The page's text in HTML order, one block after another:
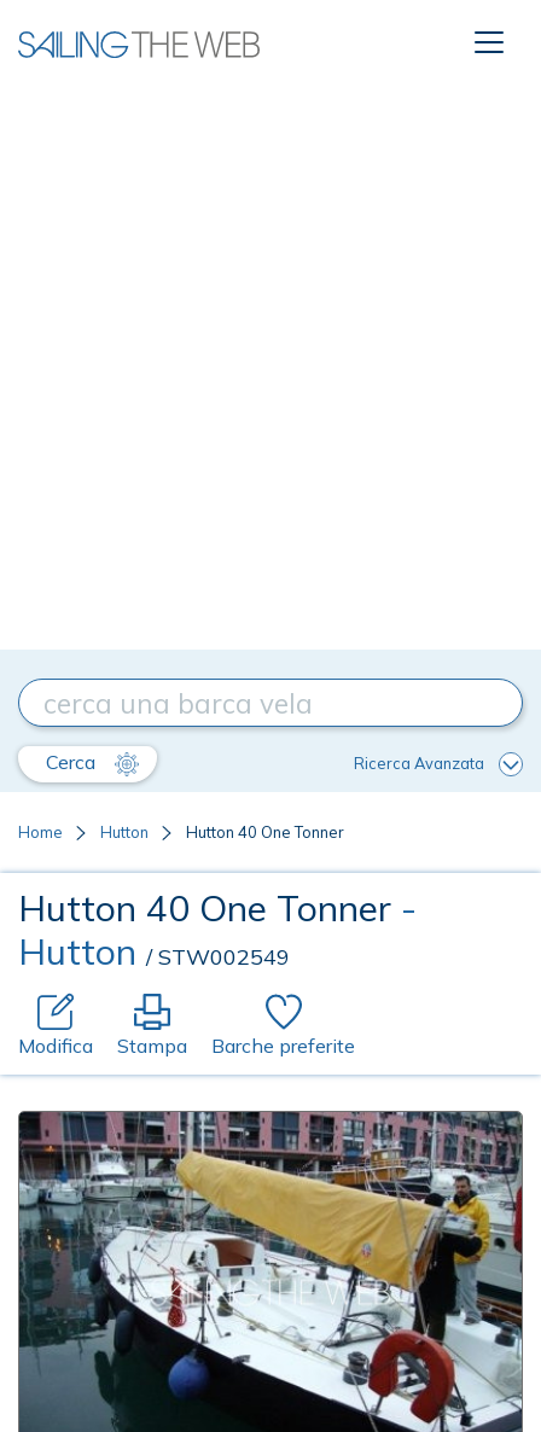
Cerca Ricerca Avanzata
Home Hutton Hutton 40 One Tonner
Hutton 40 One Tonner -
Hutton / STW002549
Modifica Stampa Barche preferite